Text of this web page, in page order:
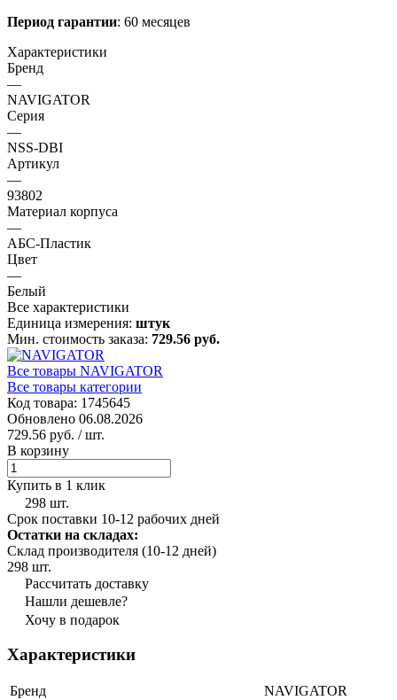
Период гарантии: 60 месяцев
Характеристики
Бренд
—
NAVIGATOR
Серия
—
NSS-DBI
Артикул
—
93802
Материал корпуса
—
АБС-Пластик
Цвет
—
Белый
Все характеристики
Единица измерения: штук
Мин. стоимость заказа: 729.56 руб.
Все товары NAVIGATOR
Все товары категории
Код товара: 1745645
Обновлено 06.08.2026
729.56 руб. / шт.
В корзину
Купить в 1 клик
298 шт.
Срок поставки 10-12 рабочих дней
Остатки на складах:
Склад производителя (10-12 дней)
298 шт.
Рассчитать доставку
Нашли дешевле?
Хочу в подарок
Характеристики
Бренд
NAVIGATOR